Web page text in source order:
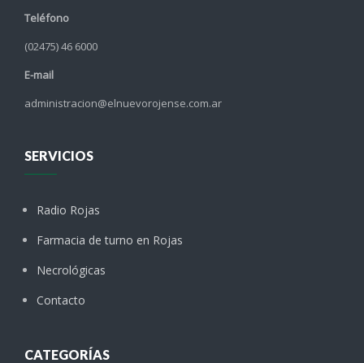
Teléfono
(02475) 46 6000
E-mail
administracion@elnuevorojense.com.ar
SERVICIOS
Radio Rojas
Farmacia de turno en Rojas
Necrológicas
Contacto
CATEGORÍAS